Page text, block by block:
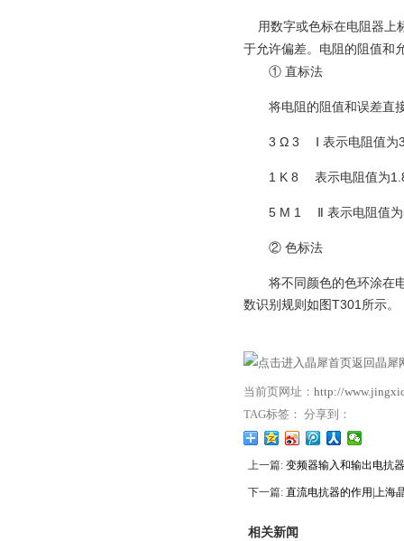
用数字或色标在电阻器上
于允许偏差。 电阻的阻值和
① 直标法
将电阻的阻值和误差直
3 Ω 3 Ⅰ 表示电阻值为
1 K 8 表示电阻值为
5 M 1 Ⅱ 表示电阻值为
② 色标法
将不同颜色的色环涂在
数识别规则如图T301所示。
返回晶犀
当前页网址： http://
TAG标签： 分享到：
上一篇: 变频器输入和输出电抗
下一篇: 直流电抗器的作用|上海
相关新闻